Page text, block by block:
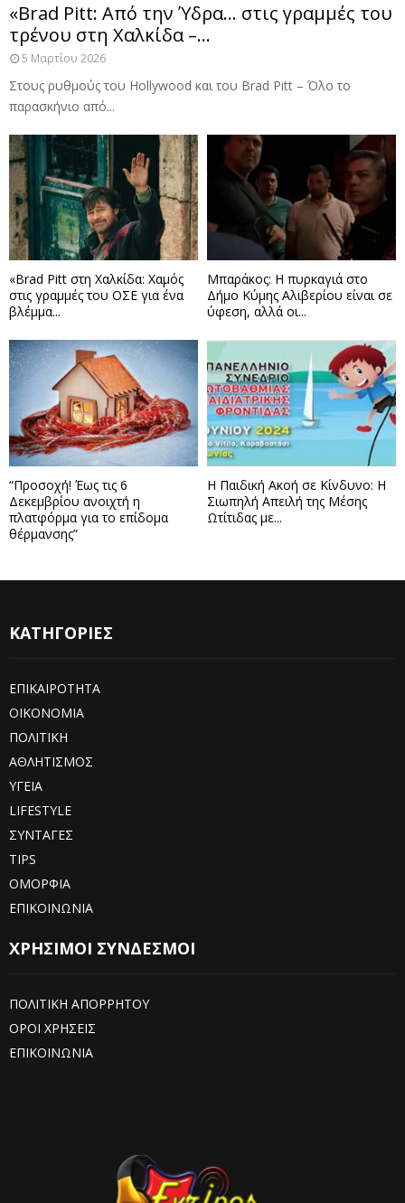
«Brad Pitt: Από την Ύδρα… στις γραμμές του
τρένου στη Χαλκίδα –...
5 Μαρτίου 2026
Στους ρυθμούς του Hollywood και του Brad Pitt – Όλο το
παρασκήνιο από...
«Brad Pitt στη Χαλκίδα: Χαμός
στις γραμμές του ΟΣΕ για ένα
βλέμμα...
Μπαράκος: Η πυρκαγιά στο
Δήμο Κύμης Αλιβερίου είναι σε
ύφεση, αλλά οι...
“Προσοχή! Έως τις 6
Δεκεμβρίου ανοιχτή η
πλατφόρμα για το επίδομα
θέρμανσης”
Η Παιδική Ακοή σε Κίνδυνο: Η
Σιωπηλή Απειλή της Μέσης
Ωτίτιδας με...
ΚΑΤΗΓΟΡΙΕΣ
ΕΠΙΚΑΙΡΟΤΗΤΑ
ΟΙΚΟΝΟΜΙΑ
ΠΟΛΙΤΙΚΗ
ΑΘΛΗΤΙΣΜΟΣ
ΥΓΕΙΑ
LIFESTYLE
ΣΥΝΤΑΓΕΣ
TIPS
ΟΜΟΡΦΙΑ
ΕΠΙΚΟΙΝΩΝΙΑ
ΧΡΗΣΙΜΟΙ ΣΥΝΔΕΣΜΟΙ
ΠΟΛΙΤΙΚΗ ΑΠΟΡΡΗΤΟΥ
ΟΡΟΙ ΧΡΗΣΕΙΣ
ΕΠΙΚΟΙΝΩΝΙΑ